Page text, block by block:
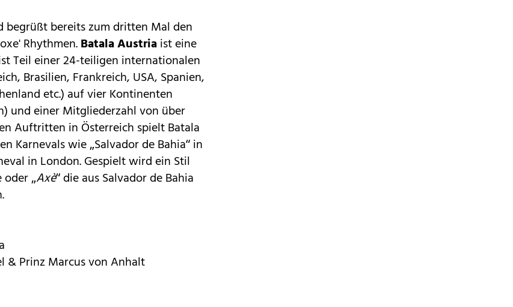
begrüßt bereits zum dritten Mal den
Rhythmen.Batala Austriaist eine
Teil einer 24-teiligen internationalen
Brasilien, Frankreich, USA, Spanien,
etc.) auf vier Kontinenten
und einer Mitgliederzahl von über
Auftritten in Österreich spielt Batala
Karnevals wie „Salvador de Bahia“ in
in London. Gespielt wird ein Stil
oder „Axè“ die aus Salvador de Bahia
& Prinz Marcus von Anhalt